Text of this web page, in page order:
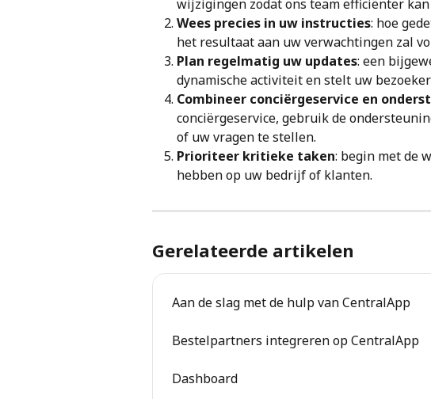
wijzigingen zodat ons team efficiënter
Wees precies in uw instructies: hoe
het resultaat aan uw verwachtingen zal
Plan regelmatig uw updates: een
dynamische activiteit en stelt uw
Combineer conciërgeservice en
conciërgeservice, gebruik de
of uw vragen te stellen.
Prioriteer kritieke taken: begin met de
hebben op uw bedrijf of klanten.
Gerelateerde artikelen
Aan de slag met de hulp van CentralApp
Bestelpartners integreren op CentralApp
Dashboard